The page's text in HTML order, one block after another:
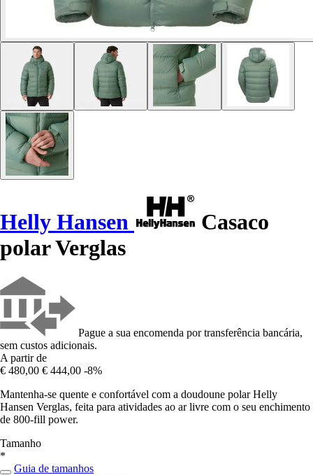
Helly Hansen
Casaco
polar Verglas
Pague a sua encomenda por transferência bancária,
sem custos adicionais.
A partir de
€ 480,00 € 444,00 -8%
Mantenha-se quente e confortável com a doudoune polar Helly
Hansen Verglas, feita para atividades ao ar livre com o seu enchimento
de 800-fill power.
Tamanho
*
Guia de tamanhos